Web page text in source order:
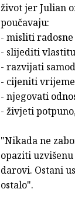
život jer Julian
poučavaju:
- misliti
- slijediti
- razvijati
- cijeniti
- njegovati
- živjeti
"Nikada ne
opaziti
darovi. Ostani
ostalo".